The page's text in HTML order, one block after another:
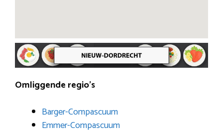
Omliggende regio’s
Barger-Compascuum
Emmer-Compascuum